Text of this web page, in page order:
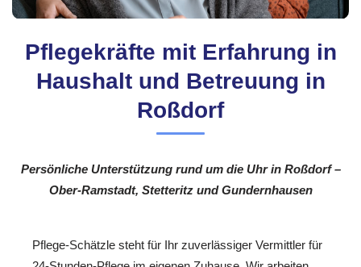
Pflegekräfte mit Erfahrung in
Haushalt und Betreuung in
Roßdorf
Persönliche Unterstützung rund um die Uhr in Roßdorf –
Ober-Ramstadt, Stetteritz und Gundernhausen
Pflege-Schätzle steht für Ihr zuverlässiger Vermittler für